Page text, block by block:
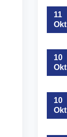
11
Okt
10
Okt
10
Okt